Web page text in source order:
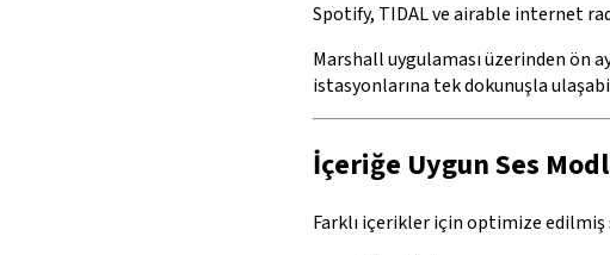
Spotify, TIDAL ve airable internet
Marshall uygulaması üzerinden ön
istasyonlarına tek dokunuşla
İçeriğe Uygun Ses
Farklı içerikler için optimize edilmiş